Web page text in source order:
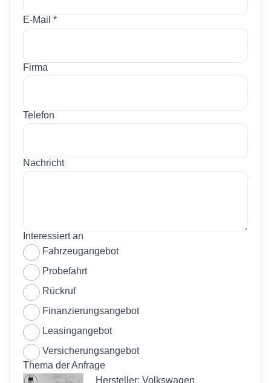
E-Mail *
Firma
Telefon
Nachricht
Interessiert an
Fahrzeugangebot
Probefahrt
Rückruf
Finanzierungsangebot
Leasingangebot
Versicherungsangebot
Thema der Anfrage
Hersteller: Volkswagen